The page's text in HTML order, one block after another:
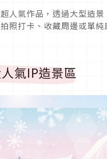
人氣作品，透過大型造
照打卡、收藏周邊或單
氣IP造景區